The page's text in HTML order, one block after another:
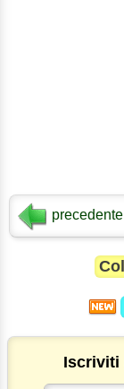
precedente
Iscriviti